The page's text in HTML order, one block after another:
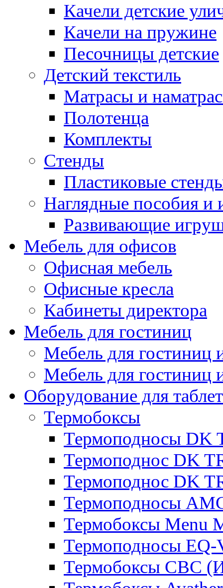
Качели детские
Качели на пружине
Песочницы детские
Детский текстиль
Матрасы и
Полотенца
Комплекты
Стенды
Пластиковые
Наглядные пособия и
Развивающие
Мебель для офисов
Офисная мебель
Офисные кресла
Кабинеты директора
Мебель для гостиниц
Мебель для
Мебель для гостиниц
Оборудование для
Термобоксы
Термоподносы DK
Термоподнос DK
Термоподнос DK
Термоподносы
Термобоксы Menu
Термоподносы EQ-
Термобоксы CBC